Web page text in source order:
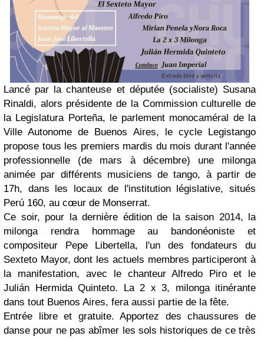
Lancé par la chanteuse et députée (socialiste) Susana
Rinaldi, alors présidente de la Commission culturelle de
la Legislatura Porteña, le parlement monocaméral de la
Ville Autonome de Buenos Aires, le cycle Legistango
propose tous les premiers mardis du mois durant l'année
professionnelle (de mars à décembre) une milonga
animée par différents musiciens de tango, à partir de
17h, dans les locaux de l'institution législative, situés
Perú 160, au cœur de Monserrat.
Ce soir, pour la dernière édition de la saison 2014, la
milonga rendra hommage au bandonéoniste et
compositeur
Pepe Libertella, l'un des fondateurs du
Sexteto Mayor, dont les actuels membres participeront à
la manifestation, avec le chanteurAlfredo Piro et le
Julián Hermida Quinteto. La 2 x 3, milonga itinérante
dans tout Buenos Aires, fera aussi partie de la fête.
Entrée libre et gratuite. Apportez des chaussures de
danse pour ne pas abîmer les sols historiques de ce très